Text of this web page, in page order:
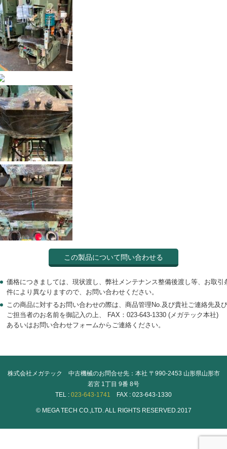
この製品について問い合わせる
価格につきましては、現状渡し、弊社メンテナンス整備後渡し等、お取引
件により異なりますので、お問い合わせください。
この商品に対するお問い合わせの際は、商品管理No.及び貴社ご連絡先及び
ご担当者のお名前を御記入の上、 FAX：023-643-1330 (メガテック本社)
あるいはお問い合わせフォームからご連絡ください。
株式会社メガテック 中古機械のお問合せ先：本社 〒990-2453 山形県山形市
若宮 1丁目 9番 8号
TEL : 023-643-1741 FAX : 023-643-1330
© MEGA TECH CO.,LTD. ALL RIGHTS RESERVED.2017